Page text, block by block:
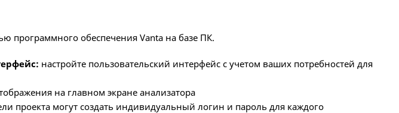
программного обеспечения Vanta на базе ПК.
настройте пользовательский интерфейс с учетом ваших потребностей для
на главном экране анализатора
проекта могут создать индивидуальный логин и пароль для каждого